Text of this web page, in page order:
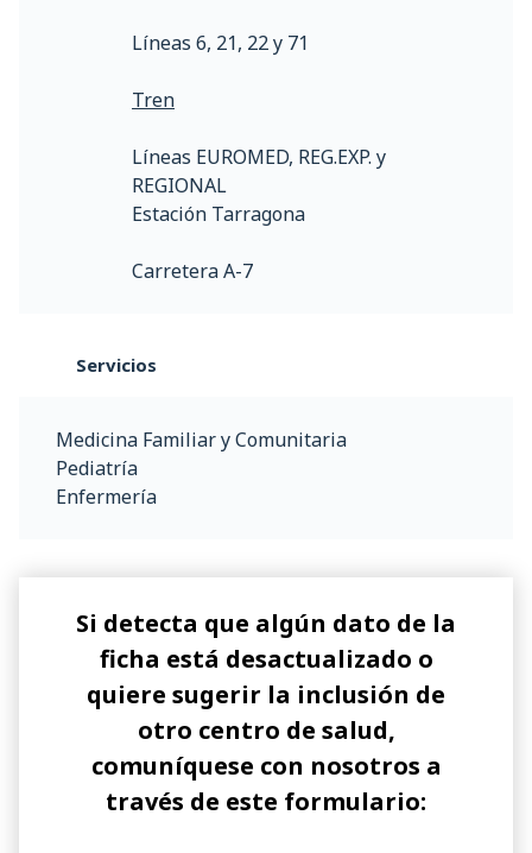
Líneas 6, 21, 22 y 71
Tren
Líneas EUROMED, REG.EXP. y
REGIONAL
Estación Tarragona
Carretera A-7
Servicios
Medicina Familiar y Comunitaria
Pediatría
Enfermería
Si detecta que algún dato de la
ficha está desactualizado o
quiere sugerir la inclusión de
otro centro de salud,
comuníquese con nosotros a
través de este formulario: